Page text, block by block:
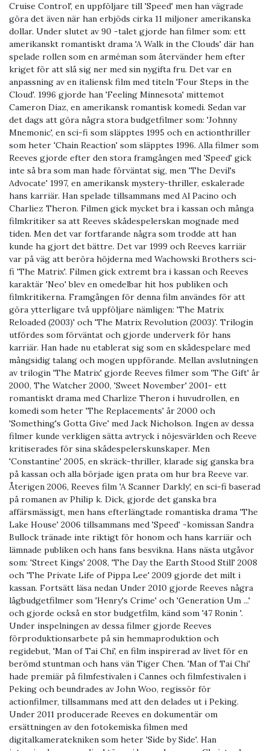
Cruise Control', en uppföljare till 'Speed' men han vägrade
göra det även när han erbjöds cirka 11 miljoner amerikanska
dollar. Under slutet av 90 -talet gjorde han filmer som: ett
amerikanskt romantiskt drama 'A Walk in the Clouds' där han
spelade rollen som en arméman som återvänder hem efter
kriget för att slå sig ner med sin nygifta fru. Det var en
anpassning av en italiensk film med titeln 'Four Steps in the
Cloud'. 1996 gjorde han 'Feeling Minnesota' mittemot
Cameron Diaz, en amerikansk romantisk komedi. Sedan var
det dags att göra några stora budgetfilmer som: 'Johnny
Mnemonic', en sci-fi som släpptes 1995 och en actionthriller
som heter 'Chain Reaction' som släpptes 1996. Alla filmer som
Reeves gjorde efter den stora framgången med 'Speed' gick
inte så bra som man hade förväntat sig, men 'The Devil's
Advocate' 1997, en amerikansk mystery-thriller, eskalerade
hans karriär. Han spelade tillsammans med Al Pacino och
Charliez Theron. Filmen gick mycket bra i kassan och många
filmkritiker sa att Reeves skådespelerskan mognade med
tiden. Men det var fortfarande några som trodde att han
kunde ha gjort det bättre. Det var 1999 och Reeves karriär
var på väg att beröra höjderna med Wachowski Brothers sci-
fi 'The Matrix'. Filmen gick extremt bra i kassan och Reeves
karaktär 'Neo' blev en omedelbar hit hos publiken och
filmkritikerna. Framgången för denna film användes för att
göra ytterligare två uppföljare nämligen: 'The Matrix
Reloaded (2003)' och 'The Matrix Revolution (2003)'. Trilogin
utfördes som förväntat och gjorde underverk för hans
karriär. Han hade nu etablerat sig som en skådespelare med
mångsidig talang och mogen uppförande. Mellan avslutningen
av trilogin 'The Matrix' gjorde Reeves filmer som 'The Gift' år
2000, The Watcher 2000, 'Sweet November' 2001- ett
romantiskt drama med Charlize Theron i huvudrollen, en
komedi som heter 'The Replacements' år 2000 och
'Something's Gotta Give' med Jack Nicholson. Ingen av dessa
filmer kunde verkligen sätta avtryck i nöjesvärlden och Reeve
kritiserades för sina skådespelerskunskaper. Men
'Constantine' 2005, en skräck-thriller, klarade sig ganska bra
på kassan och alla började igen prata om hur bra Reeve var.
Återigen 2006, Reeves film 'A Scanner Darkly', en sci-fi baserad
på romanen av Philip k. Dick, gjorde det ganska bra
affärsmässigt, men hans efterlängtade romantiska drama 'The
Lake House' 2006 tillsammans med 'Speed' -komissan Sandra
Bullock tränade inte riktigt för honom och hans karriär och
lämnade publiken och hans fans besvikna. Hans nästa utgåvor
som: 'Street Kings' 2008, 'The Day the Earth Stood Still' 2008
och 'The Private Life of Pippa Lee' 2009 gjorde det milt i
kassan. Fortsätt läsa nedan Under 2010 gjorde Reeves några
lågbudgetfilmer som 'Henry's Crime' och 'Generation Um ...'
och gjorde också en stor budgetfilm, känd som '47 Ronin '.
Under inspelningen av dessa filmer gjorde Reeves
förproduktionsarbete på sin hemmaproduktion och
regidebut, 'Man of Tai Chi', en film inspirerad av livet för en
berömd stuntman och hans vän Tiger Chen. 'Man of Tai Chi'
hade premiär på filmfestivalen i Cannes och filmfestivalen i
Peking och beundrades av John Woo, regissör för
actionfilmer, tillsammans med att den delades ut i Peking.
Under 2011 producerade Reeves en dokumentär om
ersättningen av den fotokemiska filmen med
digitalkameratekniken som heter 'Side by Side'. Han